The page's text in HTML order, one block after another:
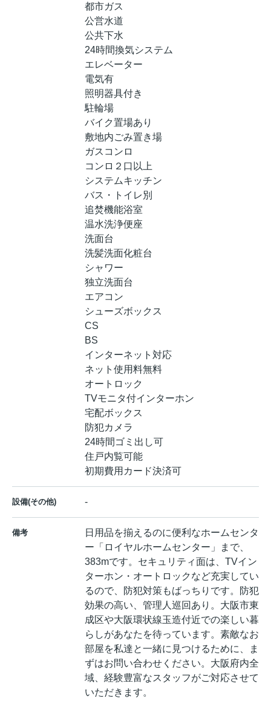
都市ガス
公営水道
公共下水
24時間換気システム
エレベーター
電気有
照明器具付き
駐輪場
バイク置場あり
敷地内ごみ置き場
ガスコンロ
コンロ２口以上
システムキッチン
バス・トイレ別
追焚機能浴室
温水洗浄便座
洗面台
洗髪洗面化粧台
シャワー
独立洗面台
エアコン
シューズボックス
CS
BS
インターネット対応
ネット使用料無料
オートロック
TVモニタ付インターホン
宅配ボックス
防犯カメラ
24時間ゴミ出し可
住戸内覧可能
初期費用カード決済可
設備(その他) -
備考
日用品を揃えるのに便利なホームセンタ
ー「ロイヤルホームセンター」まで、
383mです。セキュリティ面は、TVイン
ターホン・オートロックなど充実してい
るので、防犯対策もばっちりです。防犯
効果の高い、管理人巡回あり。大阪市東
成区や大阪環状線玉造付近での楽しい暮
らしがあなたを待っています。素敵なお
部屋を私達と一緒に見つけるために、ま
ずはお問い合わせください。大阪府内全
域、経験豊富なスタッフがご対応させて
いただきます。